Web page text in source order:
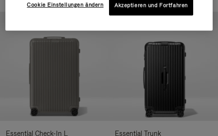
Essential Check-In L
Essential Trunk
Cookie Einstellungen ändern Akzeptieren und Fortfahren